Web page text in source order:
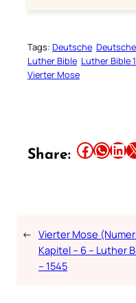
Tags: Deutsche
Luther Bible Luther Bible
Vierter Mose
Share: Share this article on Facebook Share this article on WhatsApp Share this article on LinkedIn Share this article on X
← Vierter Mose
Kapitel – 6 – Luther
– 1545